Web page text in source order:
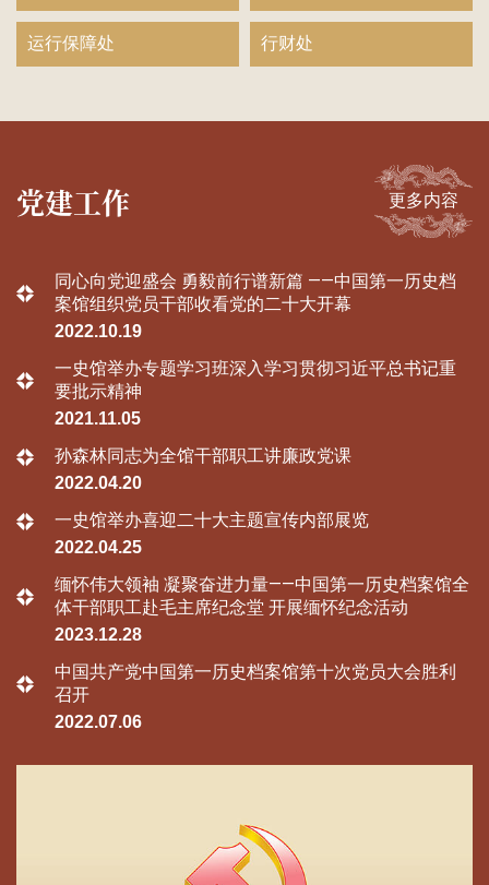
运行保障处 行财处
党建工作 更多内容
同心向党迎盛会 勇毅前行谱新篇 ——中国第一历史档
案馆组织党员干部收看党的二十大开幕
2022.10.19
一史馆举办专题学习班深入学习贯彻习近平总书记重
要批示精神
2021.11.05
孙森林同志为全馆干部职工讲廉政党课
2022.04.20
一史馆举办喜迎二十大主题宣传内部展览
2022.04.25
缅怀伟大领袖 凝聚奋进力量——中国第一历史档案馆全
体干部职工赴毛主席纪念堂 开展缅怀纪念活动
2023.12.28
中国共产党中国第一历史档案馆第十次党员大会胜利
召开
2022.07.06